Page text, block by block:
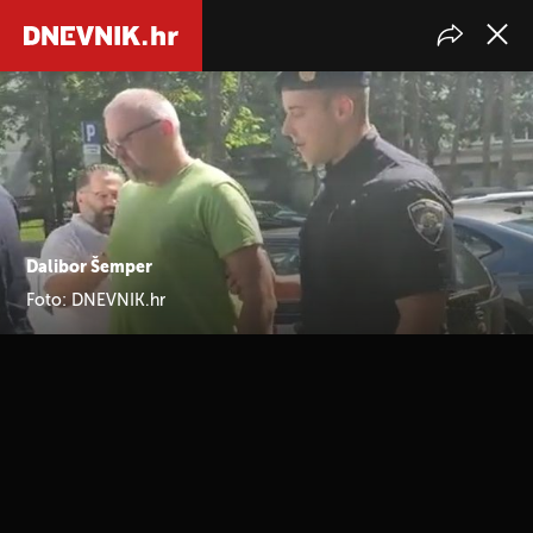
Dalibor Šemper
Foto: DNEVNIK.hr